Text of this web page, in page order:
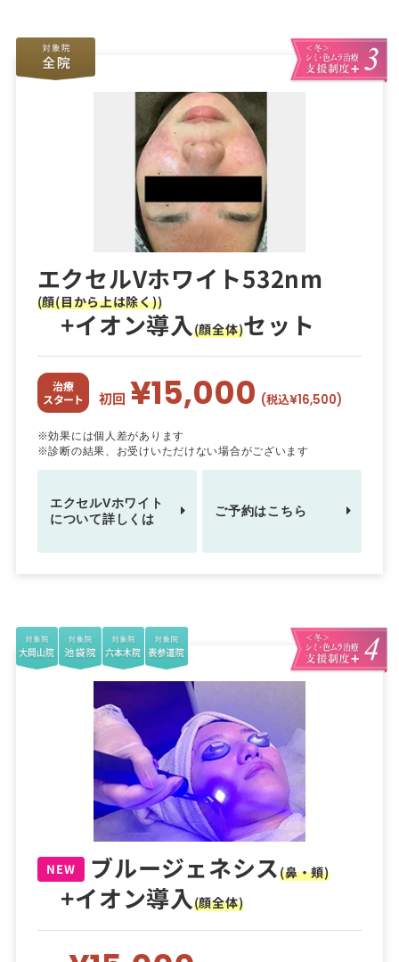
エクセルVホワイト532nm
(顔(目から上は除く))
+イオン導入(顔全体)セット
治療
スタート
初回 ¥15,000 (税込¥16,500)
※効果には個人差があります
※診断の結果、お受けいただけない場合がございます
エクセルVホワイト
について詳しくは
ご予約はこちら
NEW ブルージェネシス(鼻・頬)
+イオン導入(顔全体)